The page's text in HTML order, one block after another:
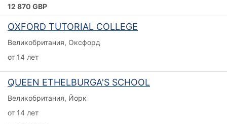
12 870 GBP
OXFORD TUTORIAL COLLEGE
Великобритания, Оксфорд
от 14 лет
QUEEN ETHELBURGA'S SCHOOL
Великобритания, Йорк
от 14 лет